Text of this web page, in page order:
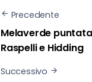
Precedente
Melaverde
Raspelli e Hidding
Successivo